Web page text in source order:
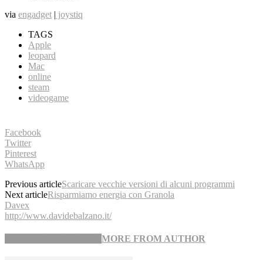
via engadget | joystiq
TAGS
Apple
leopard
Mac
online
steam
videogame
Facebook
Twitter
Pinterest
WhatsApp
Previous articleScaricare vecchie versioni di alcuni programmi
Next articleRisparmiamo energia con Granola
Davex
http://www.davidebalzano.it/
MORE FROM AUTHOR